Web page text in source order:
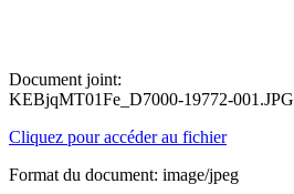
Document joint:
KEBjqMT01Fe_D7000-19772-001.JPG
Cliquez pour accéder au fichier
Format du document: image/jpeg